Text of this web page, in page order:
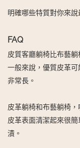
明確哪些特質對你來
FAQ
皮質客廳躺椅比布藝躺
一般來說，優質皮革
非常長。
皮革躺椅和布藝躺椅
皮革表面清潔起來很
漬。